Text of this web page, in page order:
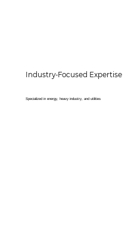
Industry-Focused Expertise
Specialized in energy, heavy industry, and utilities